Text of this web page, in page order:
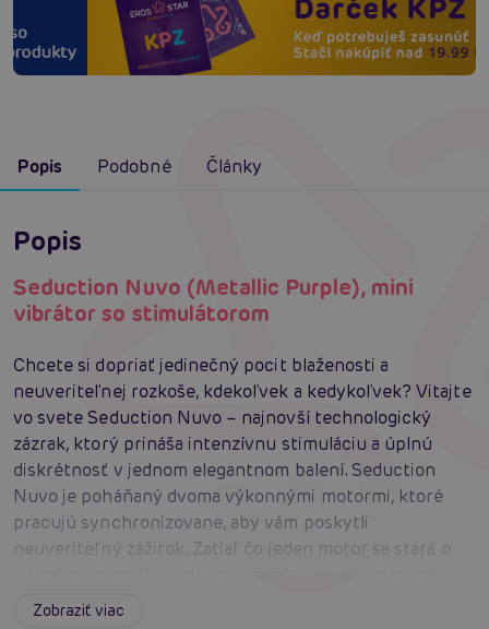
Popis Podobné Články
Popis
Seduction Nuvo (Metallic Purple), mini
vibrátor so stimulátorom
Chcete si dopriať jedinečný pocit blaženosti a
neuveriteľnej rozkoše, kdekoľvek a kedykoľvek? Vitajte
vo svete Seduction Nuvo – najnovší technologický
zázrak, ktorý prináša intenzívnu stimuláciu a úplnú
diskrétnosť v jednom elegantnom balení. Seduction
Nuvo je poháňaný dvoma výkonnými motormi, ktoré
pracujú synchronizovane, aby vám poskytli
neuveriteľný zážitok. Zatiaľ čo jeden motor sa stará o
intenzívne vzduchové pulzy. Tento kombinovaný efekt
Zobraziť viac